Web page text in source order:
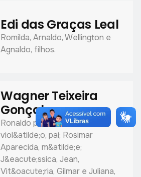
Edi das Graças Leal
Romilda, Arnaldo, Wellington e
Agnaldo, filhos.
Wagner Teixeira
Gonçalves
Ronaldo professor de
viol&atilde;o, pai; Rosimar
Aparecida, m&atilde;e;
J&eacute;ssica, Jean,
Vit&oacute;ria, Gilmar e Juliana,